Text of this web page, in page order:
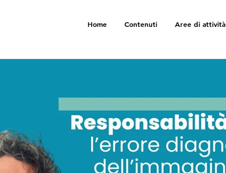
Home Contenuti Aree di attività